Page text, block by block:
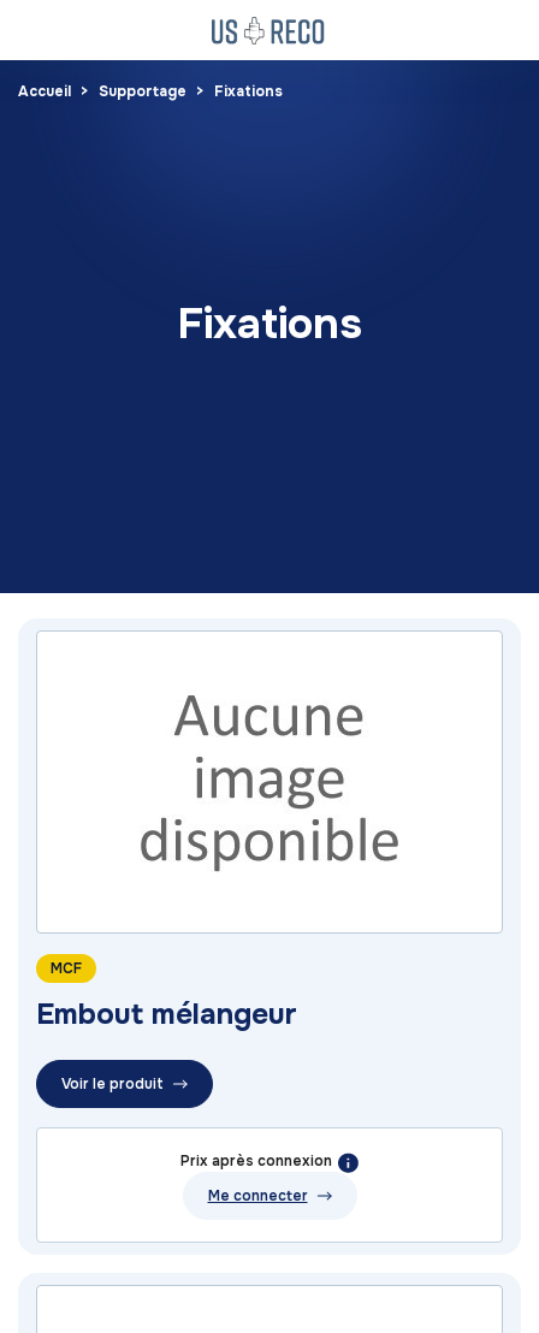
Accueil Supportage Fixations
Fixations
MCF
Embout mélangeur
Voir le produit
Prix après connexion
Me connecter